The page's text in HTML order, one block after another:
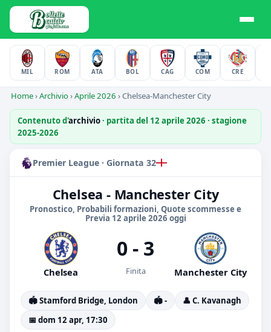
MIL ROM ATA BOL CAG COM CRE
Home›Archivio›Aprile 2026 ›Chelsea-Manchester City
Contenuto d'archivio· partita del 12 aprile 2026 · stagione
2025-2026
Premier League · Giornata 32
Chelsea - Manchester City
Pronostico, Probabili formazioni, Quote scommesse e
Previa 12 aprile 2026 oggi
Chelsea
0 - 3
Finita Manchester City
🏟️ Stamford Bridge, London 🏟️ -
👤 C. Kavanagh
📅 dom 12 apr, 17:30